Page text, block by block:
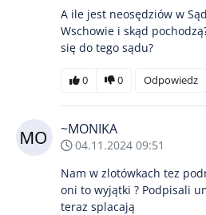
A ile jest neosędziów w
Wschowie i skąd
się do tego sądu?
0 0 Odpowiedz
~MONIKA
04.11.2024 09:51
Nam w zlotówkach tez
oni to wyjątki ? Podpisali
teraz splacają